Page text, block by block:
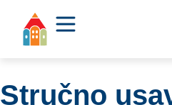
Stručno